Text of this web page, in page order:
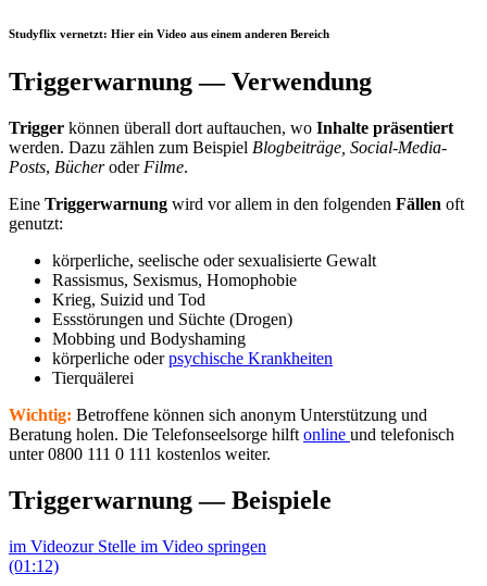
Studyflix vernetzt: Hier ein Video aus einem anderen Bereich
Triggerwarnung — Verwendung
Trigger können überall dort auftauchen, wo Inhalte präsentiert
werden. Dazu zählen zum Beispiel Blogbeiträge, Social-Media-
Posts, Bücheroder Filme.
Eine Triggerwarnung wird vor allem in den folgenden Fällen oft
genutzt:
körperliche, seelische oder sexualisierte Gewalt
Rassismus, Sexismus, Homophobie
Krieg, Suizid und Tod
Essstörungen und Süchte (Drogen)
Mobbing und Bodyshaming
körperliche oderpsychische Krankheiten
Tierquälerei
Wichtig: Betroffene können sich anonym Unterstützung und
Beratung holen. Die Telefonseelsorge hilft online und telefonisch
unter 0800 111 0 111 kostenlos weiter.
Triggerwarnung — Beispiele
im Videozur Stelle im Video springen
(01:12)